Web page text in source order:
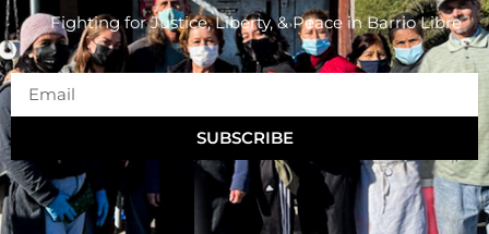
Fighting for Justice, Liberty, & Peace in Barrio Libre
SUBSCRIBE